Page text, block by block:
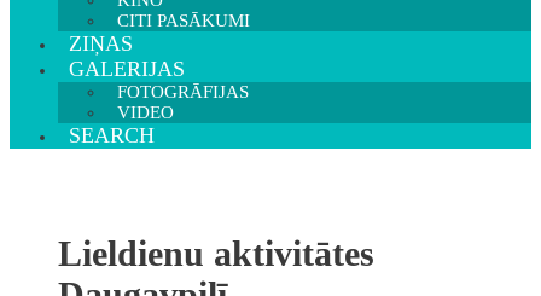
CITI PASĀKUMI
ZIŅAS
GALERIJAS
FOTOGRĀFIJAS
VIDEO
SEARCH
Lieldienu aktivitātes